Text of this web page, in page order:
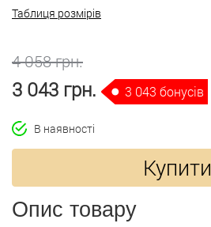
Таблиця розмірів
4 058 грн.
3 043 грн. 3 043 бонусів
В наявності
Купити
Опис товару